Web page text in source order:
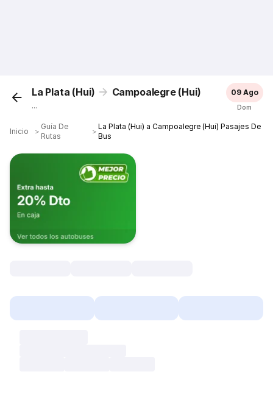
La Plata (Hui) Campoalegre (Hui)
...
09 Ago
Dom
Inicio ＞
Guía De
Rutas
＞
La Plata (Hui) a Campoalegre (Hui) Pasajes De
Bus